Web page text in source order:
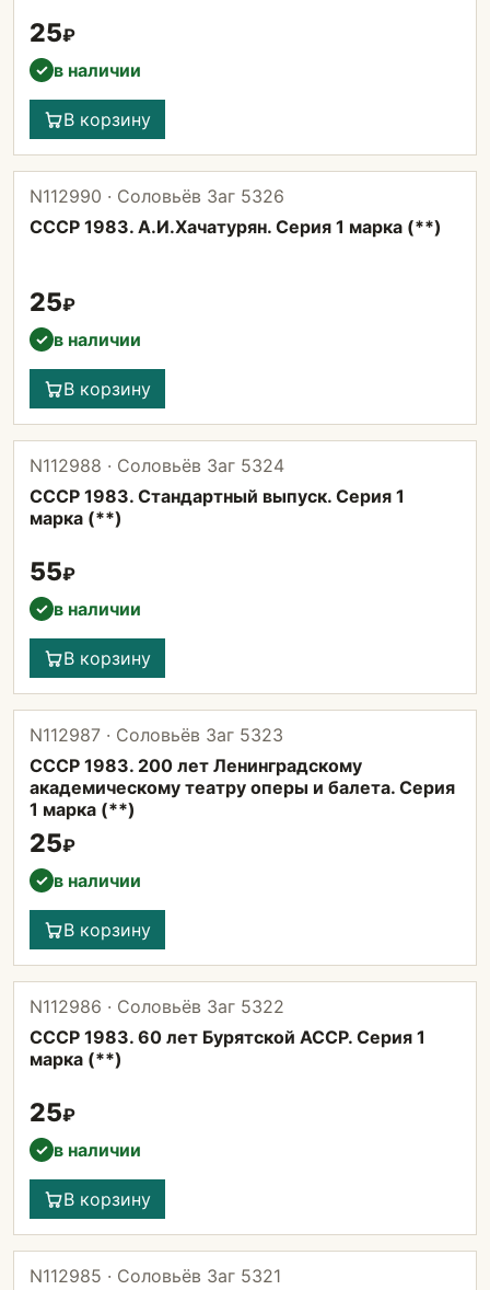
25₽
✓ в наличии
В корзину
N112990 · Соловьёв Заг 5326
СССР 1983. А.И.Хачатурян. Серия 1 марка (**)
25₽
✓ в наличии
В корзину
N112988 · Соловьёв Заг 5324
СССР 1983. Стандартный выпуск. Серия 1
марка (**)
55₽
✓ в наличии
В корзину
N112987 · Соловьёв Заг 5323
СССР 1983. 200 лет Ленинградскому
академическому театру оперы и балета. Серия
1 марка (**)
25₽
✓ в наличии
В корзину
N112986 · Соловьёв Заг 5322
СССР 1983. 60 лет Бурятской АССР. Серия 1
марка (**)
25₽
✓ в наличии
В корзину
N112985 · Соловьёв Заг 5321